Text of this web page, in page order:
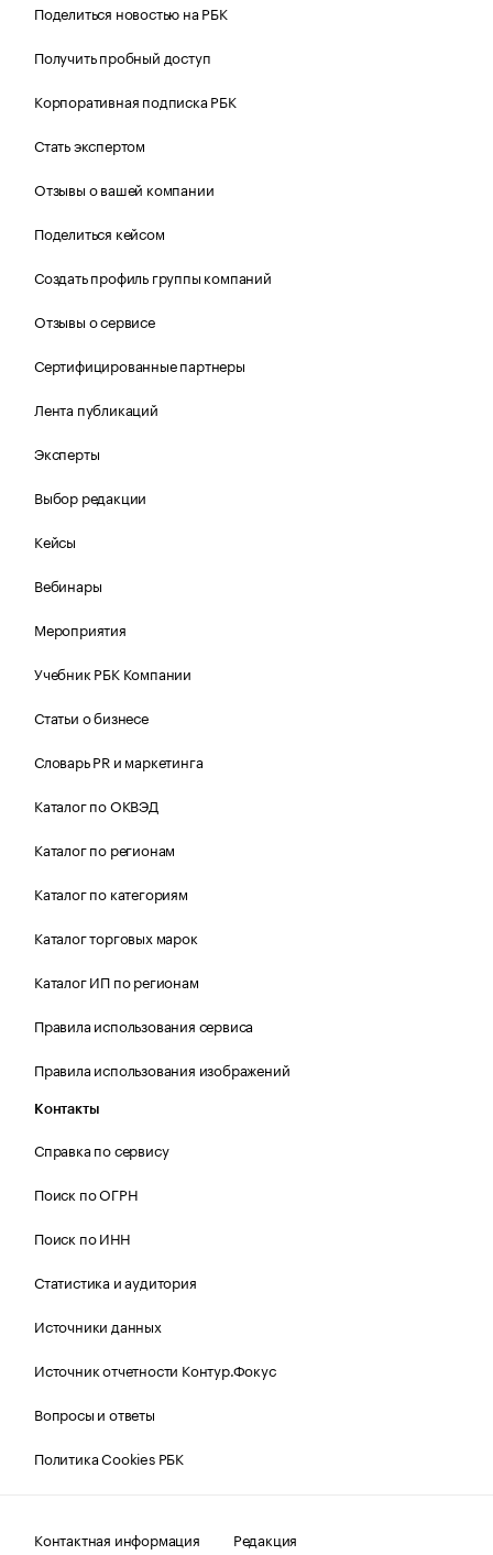
Поделиться новостью на РБК
Получить пробный доступ
Корпоративная подписка РБК
Стать экспертом
Отзывы о вашей компании
Поделиться кейсом
Создать профиль группы компаний
Отзывы о сервисе
Сертифицированные партнеры
Лента публикаций
Эксперты
Выбор редакции
Кейсы
Вебинары
Мероприятия
Учебник РБК Компании
Статьи о бизнесе
Словарь PR и маркетинга
Каталог по ОКВЭД
Каталог по регионам
Каталог по категориям
Каталог торговых марок
Каталог ИП по регионам
Правила использования сервиса
Правила использования изображений
Контакты
Справка по сервису
Поиск по ОГРН
Поиск по ИНН
Статистика и аудитория
Источники данных
Источник отчетности Контур.Фокус
Вопросы и ответы
Политика Cookies РБК
Контактная информация Редакция